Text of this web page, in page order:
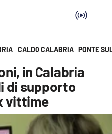
CALDO CALABRIA PONTE
in Calabria
di supporto
vittime